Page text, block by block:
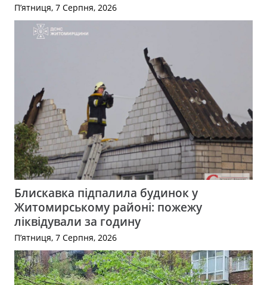
П’ятниця, 7 Серпня, 2026
Блискавка підпалила будинок у
Житомирському районі: пожежу
ліквідували за годину
П’ятниця, 7 Серпня, 2026